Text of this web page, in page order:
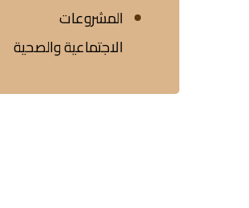
المشروعات
الاجتماعية والصحية